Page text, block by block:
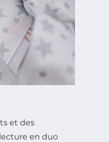
et des
en duo